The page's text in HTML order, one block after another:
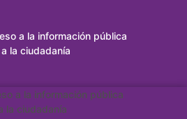
a la información pública
la ciudadanía
a la información pública
la ciudadanía